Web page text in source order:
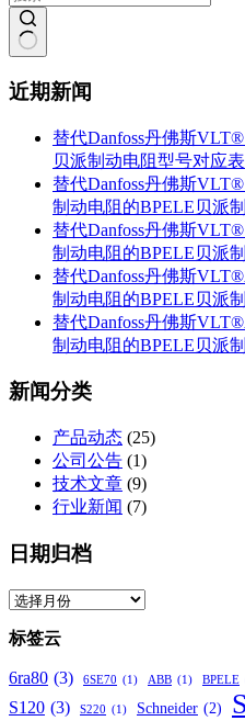
结
近期新闻
替代Danfoss丹佛斯
贝派制动电阻型号对应表
替代Danfoss丹佛斯
制动电阻的BPELE贝派
替代Danfoss丹佛斯
制动电阻的BPELE贝派
替代Danfoss丹佛斯
制动电阻的BPELE贝派
替代Danfoss丹佛斯
制动电阻的BPELE贝派
新闻分类
产品动态 (25)
公司公告 (1)
技术文章 (9)
行业新闻 (7)
日期归档
日
归
档
标签云
6ra80 (3) 6SE70 (1) ABB (1) BPELE
S120 (3) S220 (1) Schneider (2)